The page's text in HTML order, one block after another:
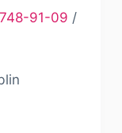
91-09 /